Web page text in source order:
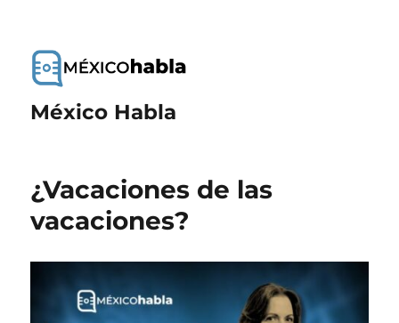
México Habla
¿Vacaciones de las
vacaciones?